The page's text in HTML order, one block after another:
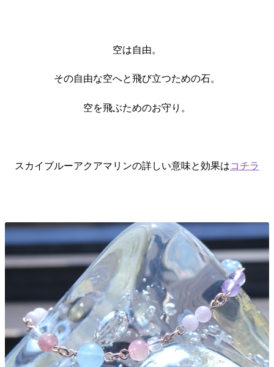
空は自由。
その自由な空へと飛び立つための石。
空を飛ぶためのお守り。
スカイブルーアクアマリンの詳しい意味と効果はコチラ